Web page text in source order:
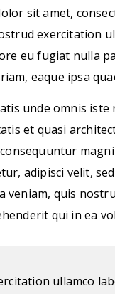
sit amet,
exercitation
eu fugiat nulla
eaque ipsa
unde omnis
et quasi
adipisci velit,
veniam, quis
qui in ea
ullamco